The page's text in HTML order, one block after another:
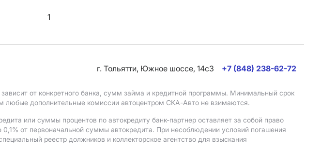
1
г. Тольятти, Южное шоссе, 14с3 +7 (848) 238-62-72
зависит от конкретного банка, сумм займа и кредитной программы. Минимальный срок
любые дополнительные комиссии автоцентром СКА-Авто не взимаются.
или суммы процентов по автокредиту банк-партнер оставляет за собой право
от первоначальной суммы автокредита. При несоблюдении условий погашения
реестр должников и коллекторское агентство для взыскания